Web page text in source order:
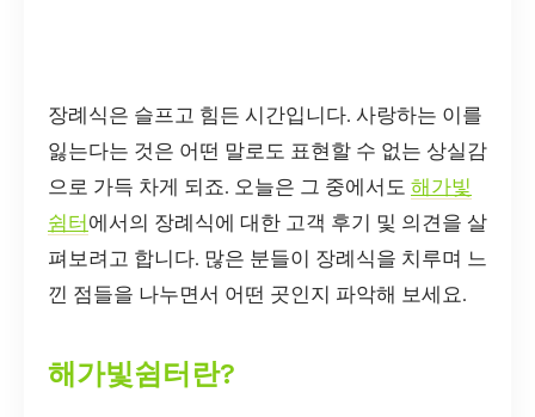
장례식은 슬프고 힘든 시간입니다. 사랑하는 이를
잃는다는 것은 어떤 말로도 표현할 수 없는 상실감
으로 가득 차게 되죠. 오늘은 그 중에서도 해가빛
쉼터 에서의 장례식에 대한 고객 후기 및 의견을 살
펴보려고 합니다. 많은 분들이 장례식을 치루며 느
낀 점들을 나누면서 어떤 곳인지 파악해 보세요.
해가빛쉼터란?